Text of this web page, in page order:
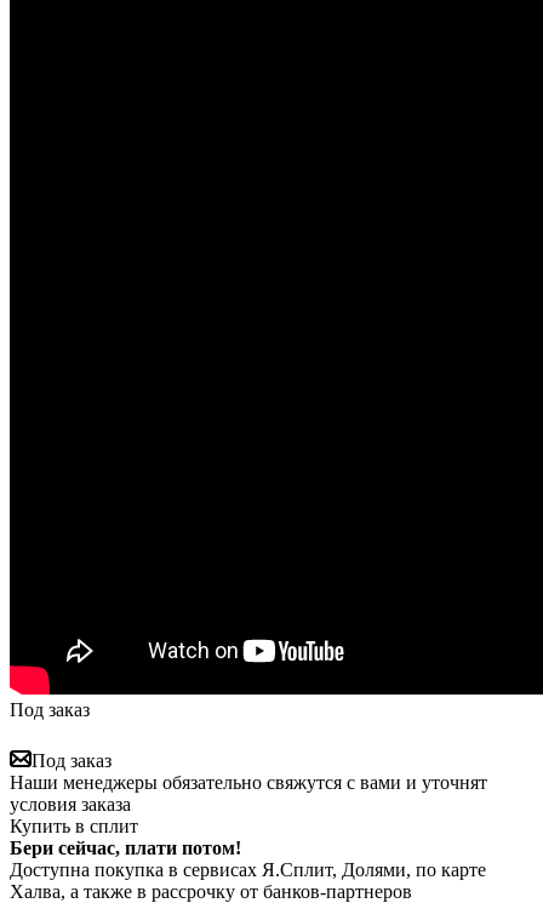
Под заказ
Под заказ
Наши менеджеры обязательно свяжутся с вами и уточнят
условия заказа
Купить в сплит
Бери сейчас, плати потом!
Доступна покупка в сервисах Я.Сплит, Долями, по карте
Халва, а также в рассрочку от банков-партнеров